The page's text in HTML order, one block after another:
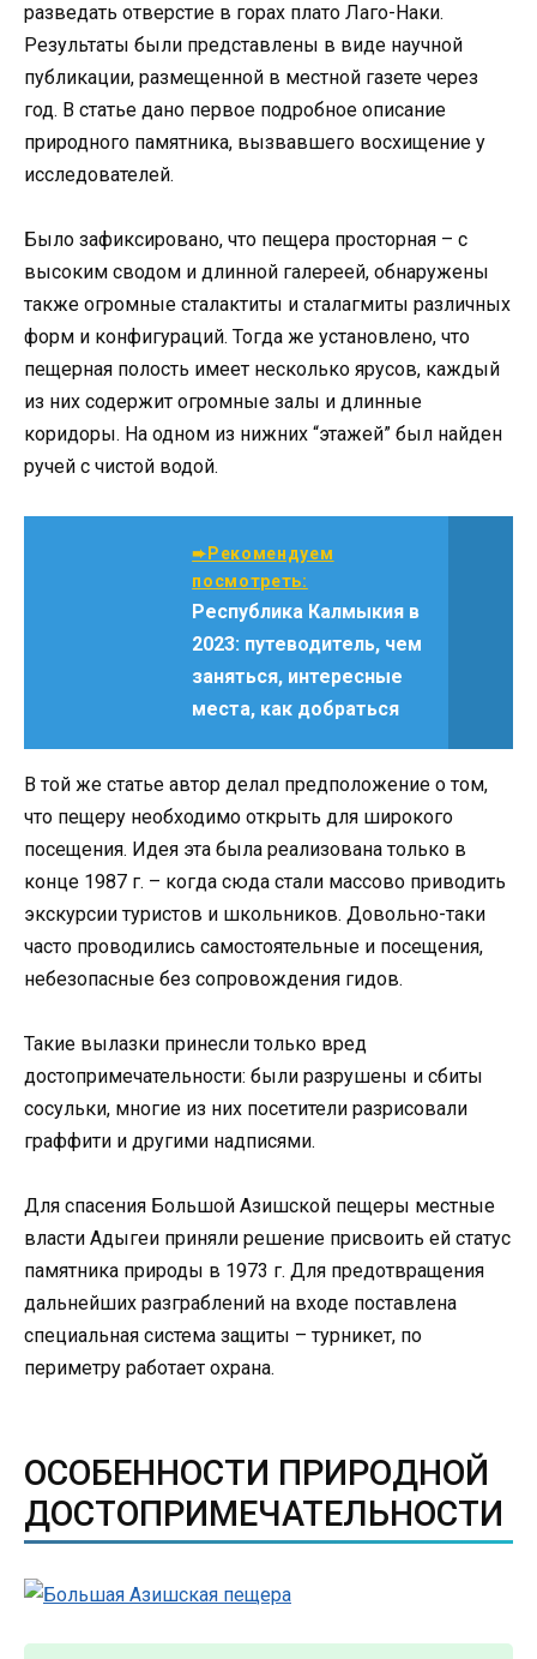
разведать отверстие в горах плато Лаго-Наки.
Результаты были представлены в виде научной
публикации, размещенной в местной газете через
год. В статье дано первое подробное описание
природного памятника, вызвавшего восхищение у
исследователей.
Было зафиксировано, что пещера просторная – с
высоким сводом и длинной галереей, обнаружены
также огромные сталактиты и сталагмиты различных
форм и конфигураций. Тогда же установлено, что
пещерная полость имеет несколько ярусов, каждый
из них содержит огромные залы и длинные
коридоры. На одном из нижних “этажей” был найден
ручей с чистой водой.
➨Рекомендуем
посмотреть:
Республика Калмыкия в
2023: путеводитель, чем
заняться, интересные
места, как добраться
В той же статье автор делал предположение о том,
что пещеру необходимо открыть для широкого
посещения. Идея эта была реализована только в
конце 1987 г. – когда сюда стали массово приводить
экскурсии туристов и школьников. Довольно-таки
часто проводились самостоятельные и посещения,
небезопасные без сопровождения гидов.
Такие вылазки принесли только вред
достопримечательности: были разрушены и сбиты
сосульки, многие из них посетители разрисовали
граффити и другими надписями.
Для спасения Большой Азишской пещеры местные
власти Адыгеи приняли решение присвоить ей статус
памятника природы в 1973 г. Для предотвращения
дальнейших разграблений на входе поставлена
специальная система защиты – турникет, по
периметру работает охрана.
ОСОБЕННОСТИ ПРИРОДНОЙ
ДОСТОПРИМЕЧАТЕЛЬНОСТИ